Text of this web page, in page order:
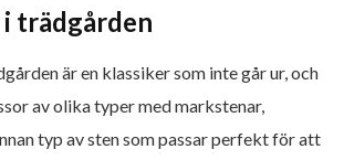
i trädgården
är en klassiker som inte går ur, och
av olika typer med markstenar,
typ av sten som passar perfekt för att